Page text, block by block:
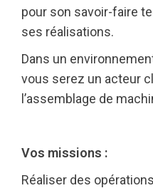
pour son savoir-faire
ses réalisations.
Dans un
vous serez un acteur
l’assemblage de
Vos missions :
Réaliser des